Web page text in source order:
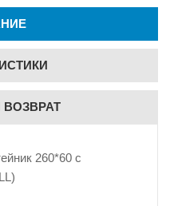
ВОЗВРАТ
260*60 с